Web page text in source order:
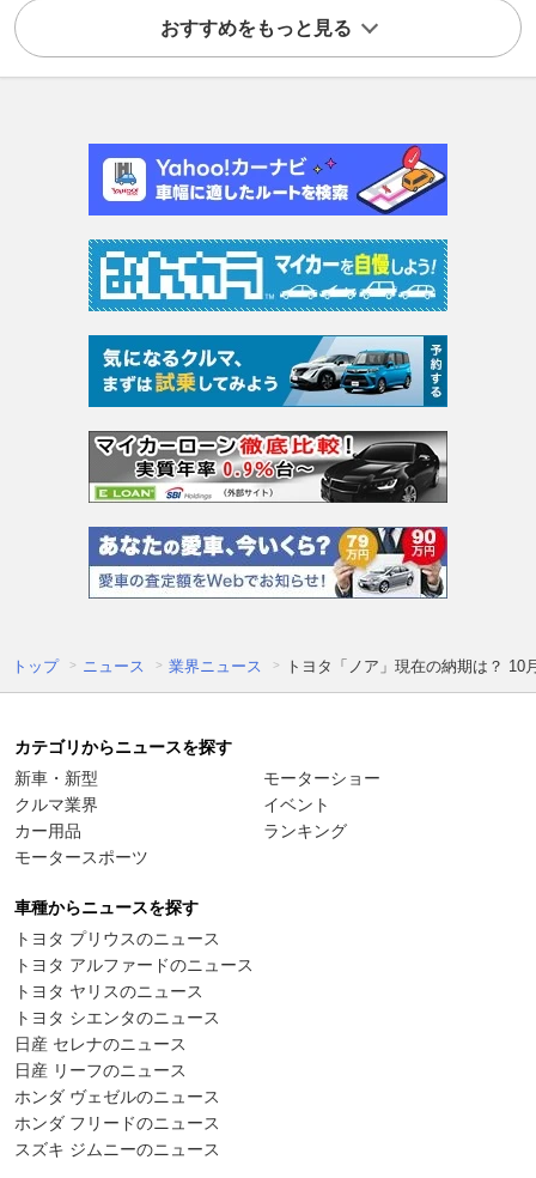
おすすめをもっと見る
トップ ニュース 業界ニュース トヨタ「ノア」現在の納期は？ 10
カテゴリからニュースを探す
新車・新型
クルマ業界
カー用品
モータースポーツ
モーターショー
イベント
ランキング
車種からニュースを探す
トヨタ プリウスのニュース
トヨタ アルファードのニュース
トヨタ ヤリスのニュース
トヨタ シエンタのニュース
日産 セレナのニュース
日産 リーフのニュース
ホンダ ヴェゼルのニュース
ホンダ フリードのニュース
スズキ ジムニーのニュース